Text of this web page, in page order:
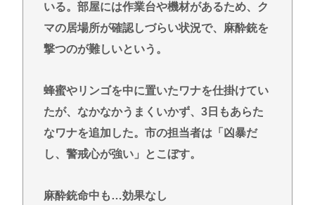
いる。部屋には作業台や機材があるため、ク
マの居場所が確認しづらい状況で、麻酔銃を
撃つのが難しいという。
蜂蜜やリンゴを中に置いたワナを仕掛けてい
たが、なかなかうまくいかず、3日もあらた
なワナを追加した。市の担当者は「凶暴だ
し、警戒心が強い」とこぼす。
麻酔銃命中も…効果なし